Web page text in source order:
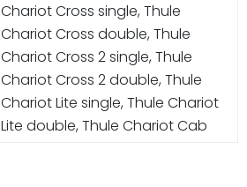
Chariot Cross single, Thule
Chariot Cross double, Thule
Chariot Cross 2 single, Thule
Chariot Cross 2 double, Thule
Chariot Lite single, Thule Chariot
Lite double, Thule Chariot Cab